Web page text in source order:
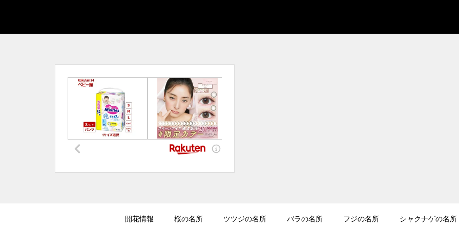
開花情報 桜の名所 ツツジの名所 バラの名所 フジの名所 シャクナゲの名所